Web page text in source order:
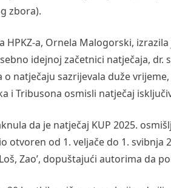
zbora).
HPKZ-a, Ornela Malogorski,
idejnoj začetnici natječaja,
o natječaju sazrijevala duže
i Tribusona osmisli natječaj
da je natječaj KUP 2025.
otvoren od 1. veljače do 1. svibnja
Zao’, dopuštajući autorima da